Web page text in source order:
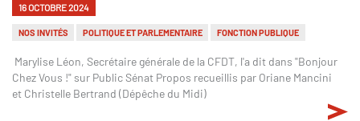
16 OCTOBRE 2024
NOS INVITÉS POLITIQUE ET PARLEMENTAIRE FONCTION PUBLIQUE
Marylise Léon, Secrétaire générale de la CFDT, l'a dit dans "Bonjour
Chez Vous !" sur Public Sénat Propos recueillis par Oriane Mancini
et Christelle Bertrand (Dépêche du Midi)